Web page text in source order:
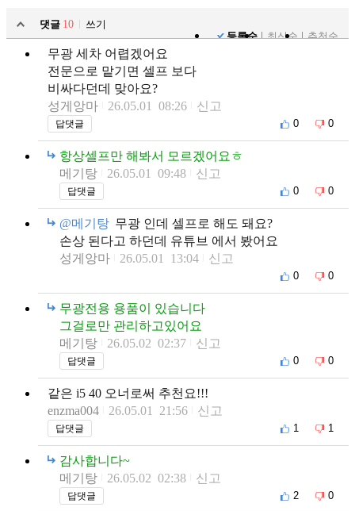
댓글 10
쓰기
등록순
최신순 추천순
무광 세차 어렵겠어요
전문으로 맡기면 셀프 보다
비싸다던데 맞아요?
성게앙마
26.05.01 08:26 신고
답댓글 0 0
항상셀프만 해봐서 모르겠어요ㅎ
메기탕
26.05.01 09:48 신고
답댓글 0 0
@메기탕 무광 인데 셀프로 해도 돼요?
손상 된다고 하던데 유튜브 에서 봤어요
성게앙마
26.05.01 13:04 신고
0 0
무광전용 용품이 있습니다
그걸로만 관리하고있어요
메기탕
26.05.02 02:37 신고
답댓글 0 0
같은 i5 40 오너로써 추천요!!!
enzma004
26.05.01 21:56 신고
답댓글 1 1
감사합니다~
메기탕
26.05.02 02:38 신고
답댓글 2 0